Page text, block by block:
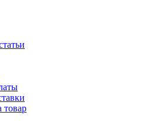
товар